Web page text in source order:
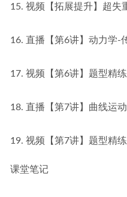
15. 视频【拓展提升】超失
16. 直播【第6讲】动力学-
17. 视频【第6讲】题型精
18. 直播【第7讲】曲线运
19. 视频【第7讲】题型精
课堂笔记